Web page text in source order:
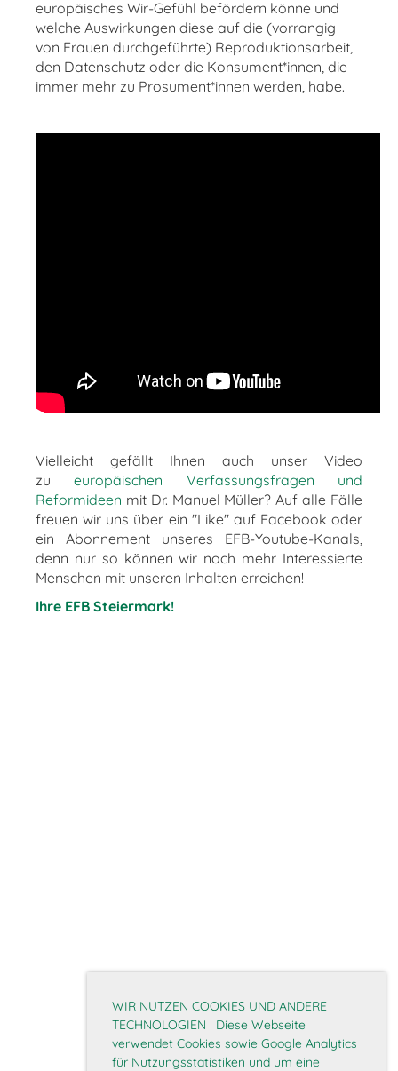
WIR NUTZEN COOKIES UND ANDERE
TECHNOLOGIEN | Diese Webseite
verwendet Cookies sowie Google Analytics
für Nutzungsstatistiken und um eine
europäisches Wir-Gefühl befördern könne und
welche Auswirkungen diese auf die (vorrangig
von Frauen durchgeführte) Reproduktionsarbeit,
den Datenschutz oder die Konsument*innen, die
immer mehr zu Prosument*innen werden, habe.
Vielleicht gefällt Ihnen auch unser Video
zueuropäischen Verfassungsfragen und
Reformideen mit Dr. Manuel Müller? Auf alle Fälle
freuen wir uns über ein "Like" auf Facebook oder
ein Abonnement unseres EFB-Youtube-Kanals,
denn nur so können wir noch mehr Interessierte
Menschen mit unseren Inhalten erreichen!
Ihre EFB Steiermark!